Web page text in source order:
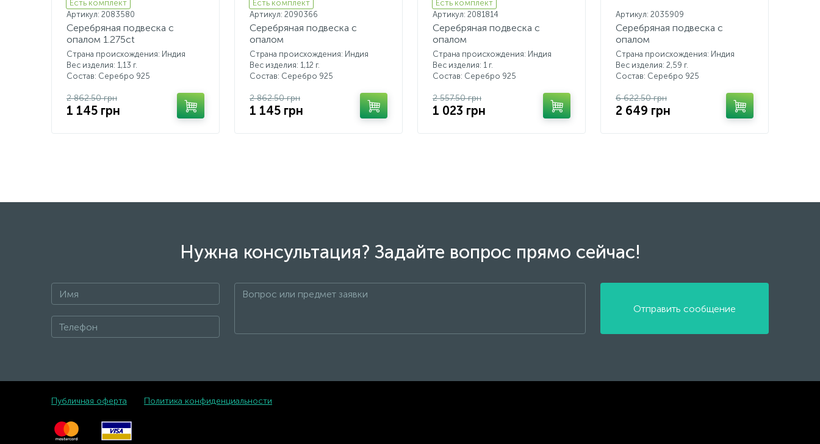
Есть комплект
Артикул: 2083580
Серебряная подвеска с
опалом 1.275ct
Страна происхождения: Индия
Вес изделия: 1,13 г.
Состав: Серебро 925
2 862.50 грн
1 145 грн
Есть комплект
Артикул: 2090366
Серебряная подвеска с
опалом
Страна происхождения: Индия
Вес изделия: 1,12 г.
Состав: Серебро 925
2 862.50 грн
1 145 грн
Есть комплект
Артикул: 2081814
Серебряная подвеска с
опалом
Страна происхождения: Индия
Вес изделия: 1 г.
Состав: Серебро 925
2 557.50 грн
1 023 грн
Артикул: 2035909
Серебряная подвеска с
опалом
Страна происхождения: Индия
Вес изделия: 2,59 г.
Состав: Серебро 925
6 622.50 грн
2 649 грн
Нужна консультация? Задайте вопрос прямо сейчас!
Отправить сообщение
Публичная оферта Политика конфиденциальности